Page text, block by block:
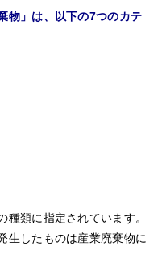
物」は、以下の7つのカテ
種類に指定されています。
生したものは産業廃棄物に